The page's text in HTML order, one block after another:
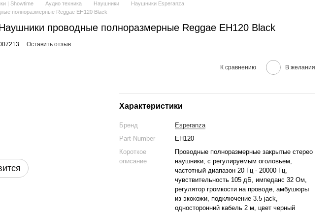
| Showtime Аудио техника Наушники
Наушники Esperanza
полноразмерные Reggae EH120 Black
проводные полноразмерные Reggae EH120 Black
Оставить отзыв
К сравнению В желания
Характеристики
Бренд
Esperanza
Part-Number
EH120
Короткое
описание
Проводные полноразмерные закрытые стерео
наушники, с регулируемым оголовьем,
частотный диапазон 20 Гц - 20000 Гц,
чувствительность 105 дБ, импеданс 32 Ом,
регулятор громкости на проводе, амбушюры
из экокожи, подключение 3.5 jack,
односторонний кабель 2 м, цвет черный